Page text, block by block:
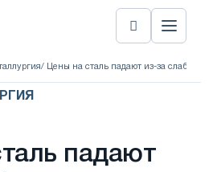
/ Цены на сталь падают из-за
падают